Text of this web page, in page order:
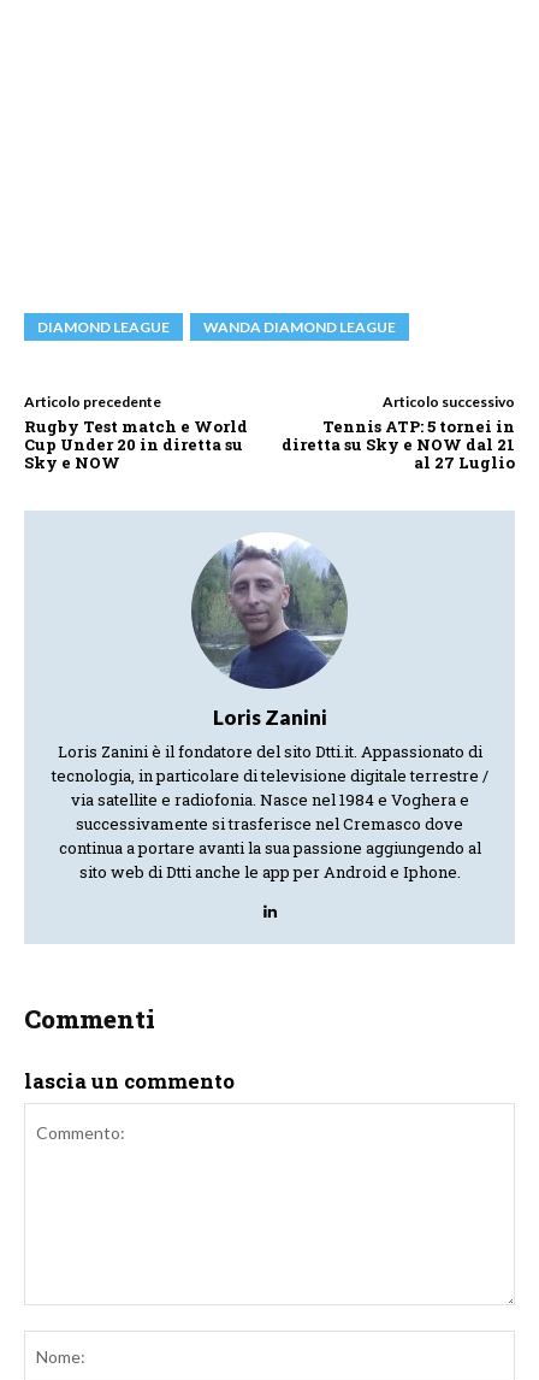
DIAMOND LEAGUE WANDA DIAMOND LEAGUE
Articolo precedente
Rugby Test match e World
Cup Under 20 in diretta su
Sky e NOW
Articolo successivo
Tennis ATP: 5 tornei in
diretta su Sky e NOW dal 21
al 27 Luglio
Loris Zanini
Loris Zanini è il fondatore del sito Dtti.it. Appassionato di
tecnologia, in particolare di televisione digitale terrestre /
via satellite e radiofonia. Nasce nel 1984 e Voghera e
successivamente si trasferisce nel Cremasco dove
continua a portare avanti la sua passione aggiungendo al
sito web di Dtti anche le app per Android e Iphone.
Commenti
lascia un commento